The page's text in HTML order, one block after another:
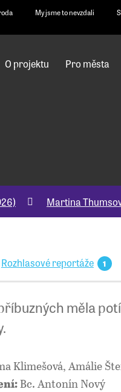
My jsme to nevzdali
O projektu Pro města
Martina
Rozhlasové reportáže 1
měla
Klimešová, Amálie
Bc. Antonín Nový